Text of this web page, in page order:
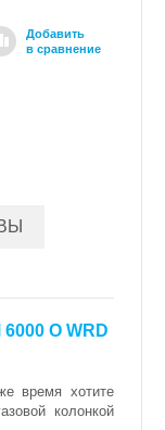
Добавить
в сравнение
6000 О WRD
время хотите
колонкой